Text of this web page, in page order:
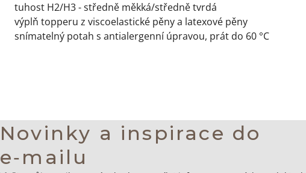
tuhost H2/H3 - středně měkká/středně tvrdá
výplň topperu z viscoelastické pěny a latexové pěny
snímatelný potah s antialergenní úpravou, prát do 60 °C
Novinky a inspirace do
e‑mailu